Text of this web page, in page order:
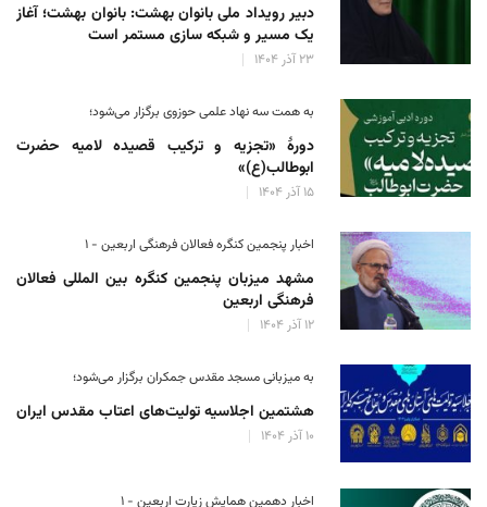
دبیر رویداد ملی بانوان بهشت: بانوان بهشت؛ آغاز
یک مسیر و شبکه سازی مستمر است
۲۳ آذر ۱۴۰۴
به همت سه نهاد علمی حوزوی برگزار می‌شود؛
دورهٔ «تجزیه و ترکیب قصیده لامیه حضرت
ابوطالب(ع)»
۱۵ آذر ۱۴۰۴
اخبار پنجمین کنگره فعالان فرهنگی اربعین - ۱
مشهد میزبان پنجمین کنگره بین المللی فعالان
فرهنگی اربعین
۱۲ آذر ۱۴۰۴
به میزبانی مسجد مقدس جمکران برگزار می‌شود؛
هشتمین اجلاسیه تولیت‌های اعتاب مقدس ایران
۱۰ آذر ۱۴۰۴
اخبار دهمین همایش زیارت اربعین - ۱